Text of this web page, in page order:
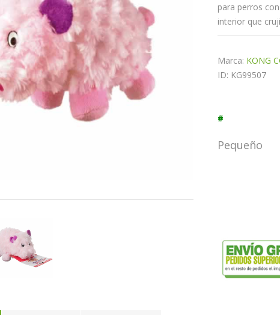
para perros
interior que
Marca: KONG
ID: KG99507
#
Pequeño